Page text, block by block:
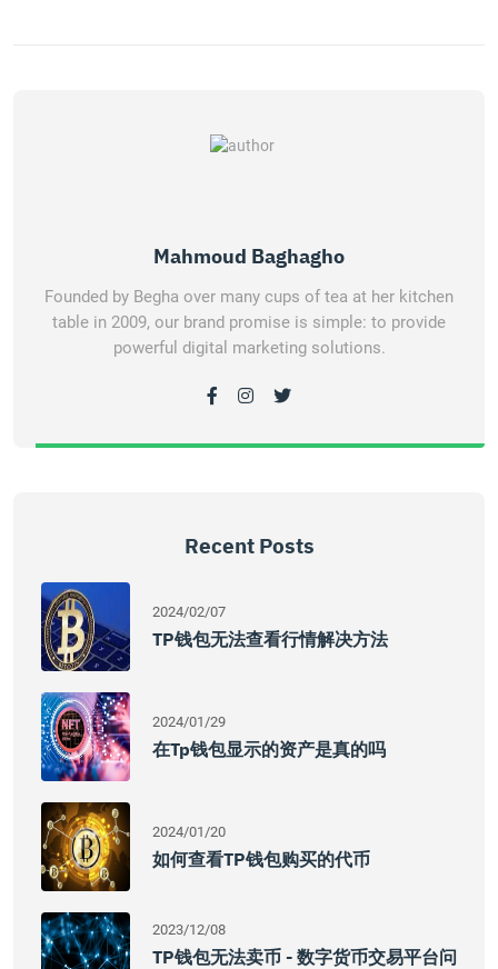
Mahmoud Baghagho
Founded by Begha over many cups of tea at her kitchen
table in 2009, our brand promise is simple: to provide
powerful digital marketing solutions.
Recent Posts
2024/02/07
TP钱包无法查看行情解决方法
2024/01/29
在tp钱包显示的资产是真的吗
2024/01/20
如何查看TP钱包购买的代币
2023/12/08
TP钱包无法卖币 - 数字货币交易平台问